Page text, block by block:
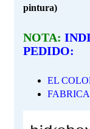
pintura)
NOTA:
PEDIDO:
EL